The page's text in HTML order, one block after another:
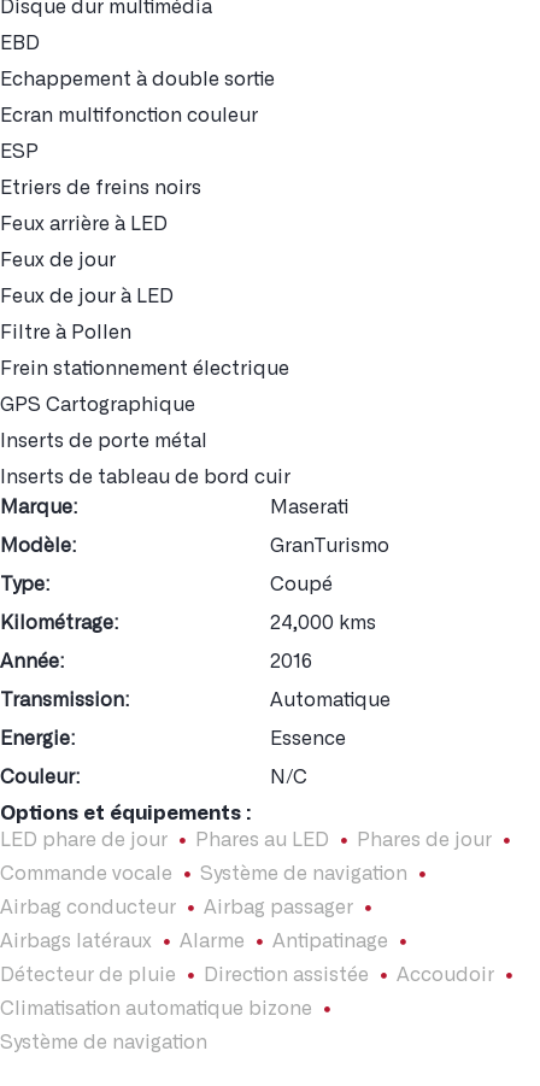
Disque dur multimédia
EBD
Echappement à double sortie
Ecran multifonction couleur
ESP
Etriers de freins noirs
Feux arrière à LED
Feux de jour
Feux de jour à LED
Filtre à Pollen
Frein stationnement électrique
GPS Cartographique
Inserts de porte métal
Inserts de tableau de bord cuir
Marque:
Maserati
Modèle:
GranTurismo
Type:
Coupé
Kilométrage:
24,000 kms
Année:
2016
Transmission:
Automatique
Energie:
Essence
Couleur:
N/C
Options et équipements :
LED phare de jour
Phares au LED
Phares de jour
Commande vocale
Système de navigation
Airbag conducteur
Airbag passager
Airbags latéraux
Alarme
Antipatinage
Détecteur de pluie
Direction assistée
Accoudoir
Climatisation automatique bizone
Système de navigation